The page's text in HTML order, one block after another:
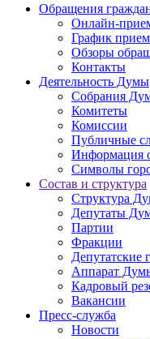
Обращения
Онлайн-
График
Обзоры
Контакты
Деятельность Думы
Собрания
Комитеты
Комиссии
Публичные
Информация
Символы
Состав и структура
Структура
Депутаты
Партии
Фракции
Депутатские
Аппарат
Кадровый
Вакансии
Пресс-служба
Новости